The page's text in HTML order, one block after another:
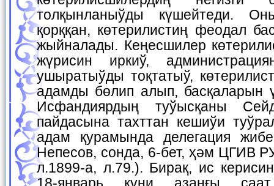
толқынланыўды күшейтеди.
қорққан, көтерилистиң феодал
жыйналады. Кеңесшилер
жүрисин иркиў,
ушыратыўды тоқтатыў,
адамды бөлип алып, басқаларын
Исфандиярдың туўысқаны
пайдасына тахттан кешиўи
адам қурамында делегация
Непесов, сонда, 6-бет, ҳәм ЦГИВ
л.1899-а, л.79.). Бирақ, ис
18-январь күни азанғы